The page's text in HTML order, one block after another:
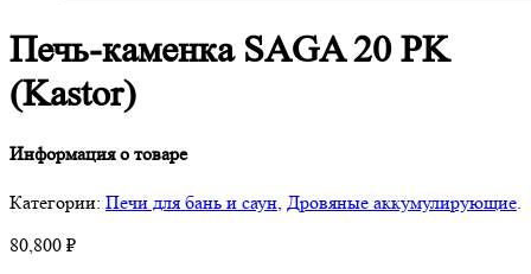
Печь-каменка SAGA 20 PK
(Kastor)
Информация о товаре
Категории: Печи для бань и саун, Дровяные аккумулирующие.
80,800 ₽